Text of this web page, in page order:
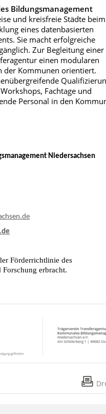
Bildungsmanagement
und kreisfreie Städte beim
eines datenbasierten
Sie macht erfolgreiche
Zur Begleitung einer
einen modularen
der Kommunen orientiert.
Fachtage und
Personal in den
Niedersachsen
Förderrichtlinie des
erbracht.